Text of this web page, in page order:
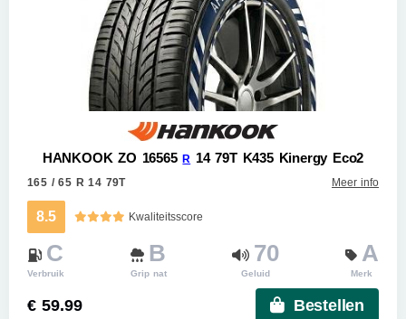
HANKOOK ZO 16565R 14 79T K435 Kinergy Eco2
165 / 65 R 14 79T Meer info
8.5 Kwaliteitsscore
C
Verbruik
B
Grip nat
70
Geluid
A
Merk
€ 59.99 Bestellen